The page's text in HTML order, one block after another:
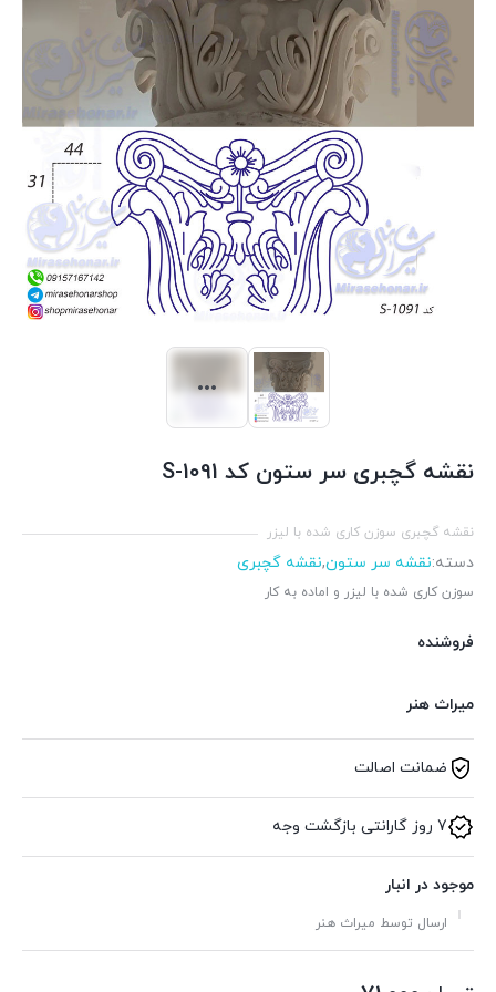
نقشه گچبری سر ستون کد S-1091
نقشه گچبری سوزن کاری شده با لیزر
دسته:نقشه سر ستون,نقشه گچبری
سوزن کاری شده با لیزر و اماده به کار
فروشنده
میراث هنر
ضمانت اصالت
7 روز گارانتی بازگشت وجه
موجود در انبار
ارسال توسط میراث هنر